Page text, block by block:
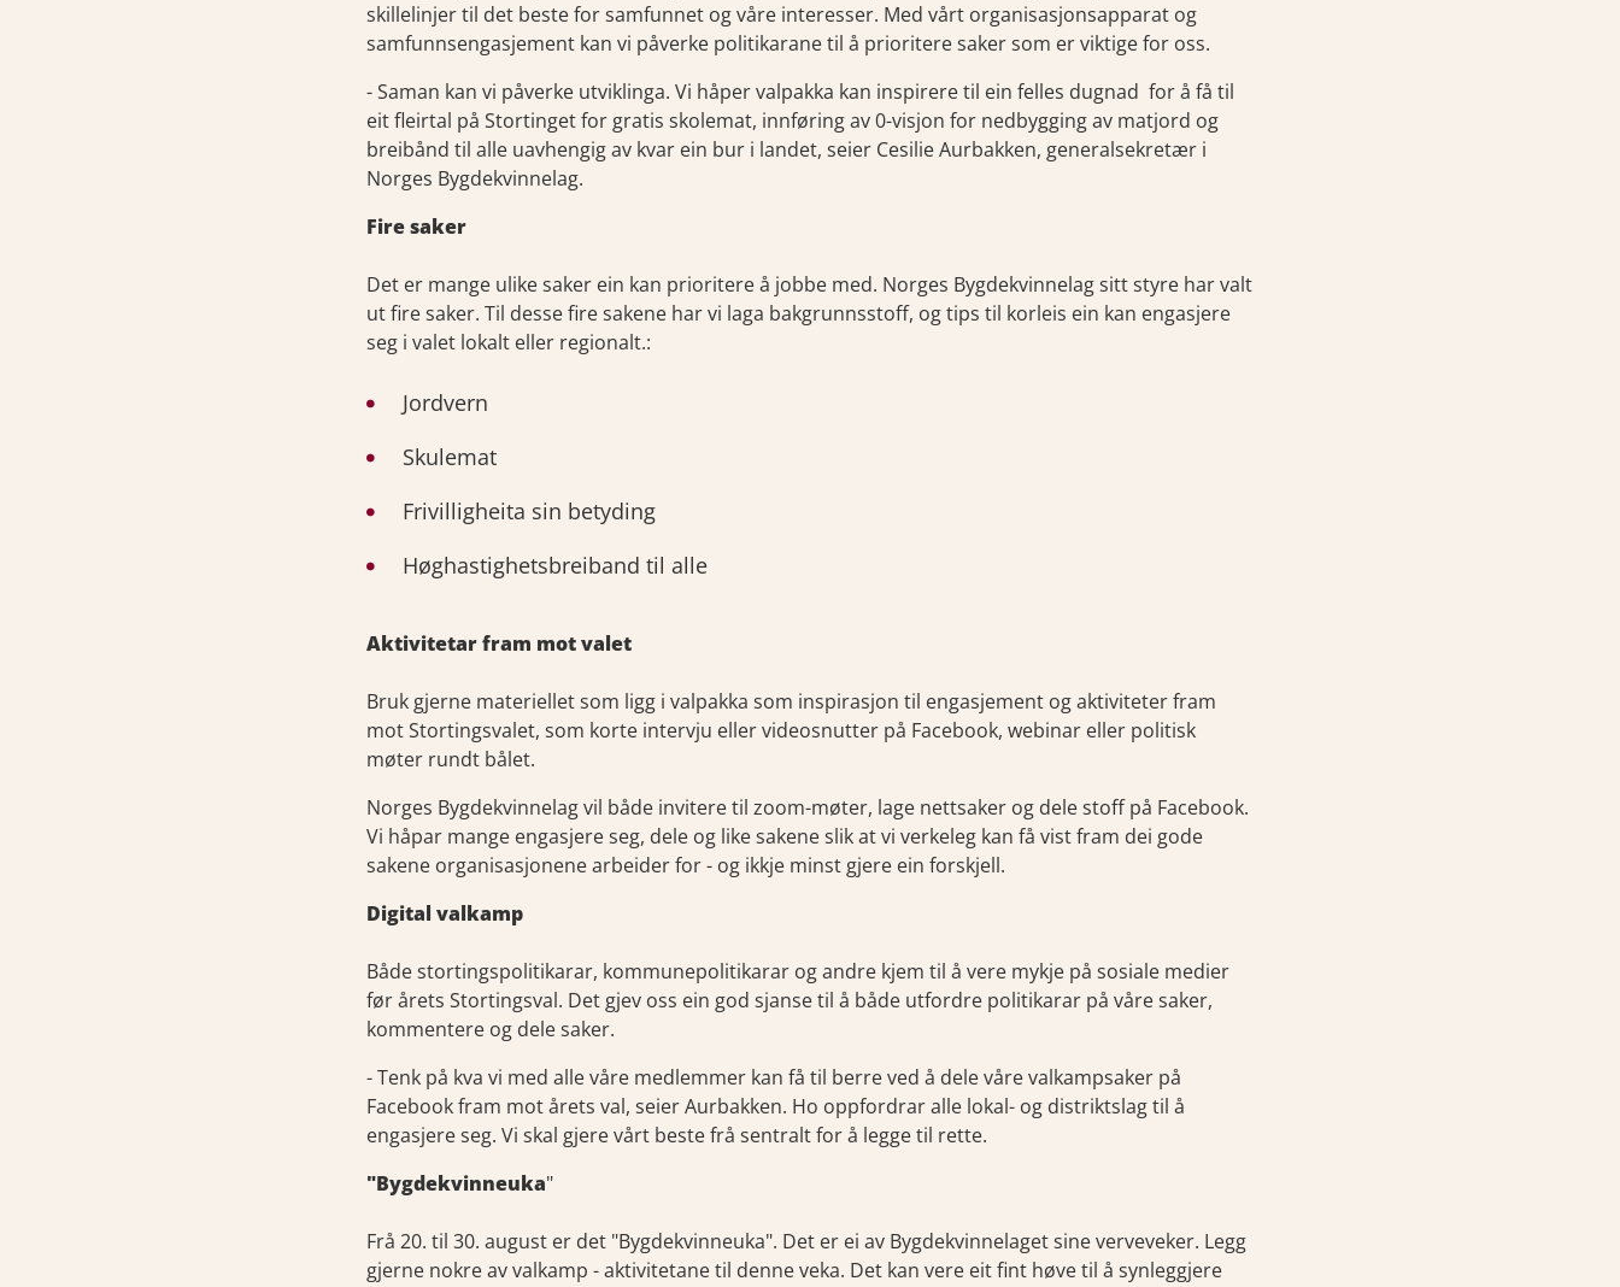
skillelinjer til det beste for samfunnet og våre interesser. Med vårt organisasjonsapparat og
samfunnsengasjement kan vi påverke politikarane til å prioritere saker som er viktige for oss.
- Saman kan vi påverke utviklinga. Vi håper valpakka kan inspirere til ein felles dugnad for å få til
eit fleirtal på Stortinget for gratis skolemat, innføring av 0-visjon for nedbygging av matjord og
breibånd til alle uavhengig av kvar ein bur i landet, seier Cesilie Aurbakken, generalsekretær i
Norges Bygdekvinnelag.
Fire saker
Det er mange ulike saker ein kan prioritere å jobbe med. Norges Bygdekvinnelag sitt styre har valt
ut fire saker. Til desse fire sakene har vi laga bakgrunnsstoff, og tips til korleis ein kan engasjere
seg i valet lokalt eller regionalt.:
Jordvern
Skulemat
Frivilligheita sin betyding
Høghastighetsbreiband til alle
Aktivitetar fram mot valet
Bruk gjerne materiellet som ligg i valpakka som inspirasjon til engasjement og aktiviteter fram
mot Stortingsvalet, som korte intervju eller videosnutter på Facebook, webinar eller politisk
møter rundt bålet.
Norges Bygdekvinnelag vil både invitere til zoom-møter, lage nettsaker og dele stoff på Facebook.
Vi håpar mange engasjere seg, dele og like sakene slik at vi verkeleg kan få vist fram dei gode
sakene organisasjonene arbeider for - og ikkje minst gjere ein forskjell.
Digital valkamp
Både stortingspolitikarar, kommunepolitikarar og andre kjem til å vere mykje på sosiale medier
før årets Stortingsval. Det gjev oss ein god sjanse til å både utfordre politikarar på våre saker,
kommentere og dele saker.
- Tenk på kva vi med alle våre medlemmer kan få til berre ved å dele våre valkampsaker på
Facebook fram mot årets val, seier Aurbakken. Ho oppfordrar alle lokal- og distriktslag til å
engasjere seg. Vi skal gjere vårt beste frå sentralt for å legge til rette.
"Bygdekvinneuka"
Frå 20. til 30. august er det "Bygdekvinneuka". Det er ei av Bygdekvinnelaget sine verveveker. Legg
gjerne nokre av valkamp - aktivitetane til denne veka. Det kan vere eit fint høve til å synleggjere